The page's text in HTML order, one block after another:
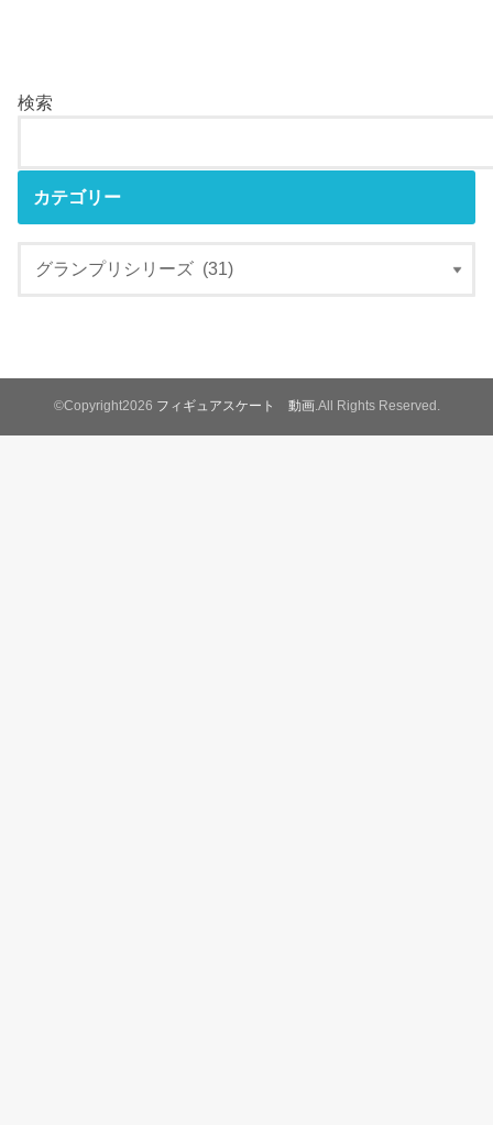
検索
カテゴリー
©Copyright2026 フィギュアスケート 動画 .All Rights Reserved.